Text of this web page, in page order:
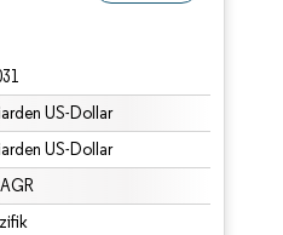
US-Dollar
US-Dollar